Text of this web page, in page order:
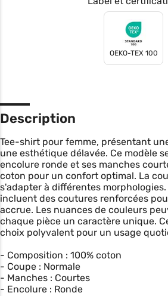
OEKO-TEX 100
Description
Tee-shirt pour femme, présentant
une esthétique délavée. Ce modèle
encolure ronde et ses manches
coton pour un confort optimal. La
s'adapter à différentes
incluent des coutures renforcées
accrue. Les nuances de couleurs
chaque pièce un caractère unique.
choix polyvalent pour un usage
- Composition : 100% coton
- Coupe : Normale
- Manches : Courtes
- Encolure : Ronde